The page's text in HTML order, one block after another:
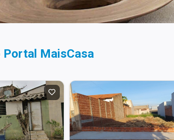
Portal MaisCasa